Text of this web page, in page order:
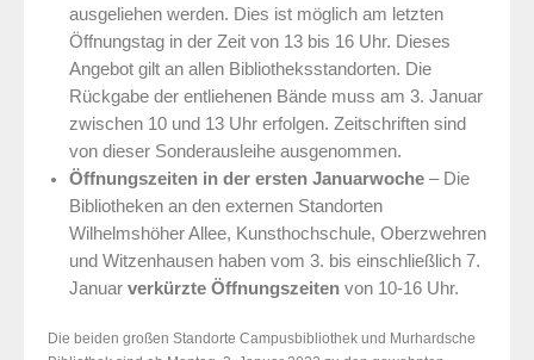
ausgeliehen werden. Dies ist möglich am letzten
Öffnungstag in der Zeit von 13 bis 16 Uhr. Dieses
Angebot gilt an allen Bibliotheksstandorten. Die
Rückgabe der entliehenen Bände muss am 3. Januar
zwischen 10 und 13 Uhr erfolgen. Zeitschriften sind
von dieser Sonderausleihe ausgenommen.
Öffnungszeiten in der ersten Januarwoche– Die
Bibliotheken an den externen Standorten
Wilhelmshöher Allee, Kunsthochschule, Oberzwehren
und Witzenhausen haben vom 3. bis einschließlich 7.
Januar verkürzte Öffnungszeitenvon 10-16 Uhr.
Die beiden großen Standorte Campusbibliothek und Murhardsche